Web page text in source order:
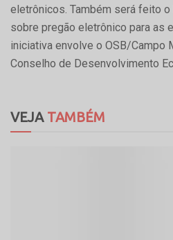
eletrônicos. Também será feito
sobre pregão eletrônico para as
iniciativa envolve o OSB/Campo
Conselho de Desenvolvimento
VEJATAMBÉM